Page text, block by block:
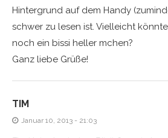
Hintergrund auf dem Handy
schwer zu lesen ist. Vielleicht
noch ein bissi heller mchen?
Ganz liebe Grüße!
TIM
Januar 10, 2013 - 21:03